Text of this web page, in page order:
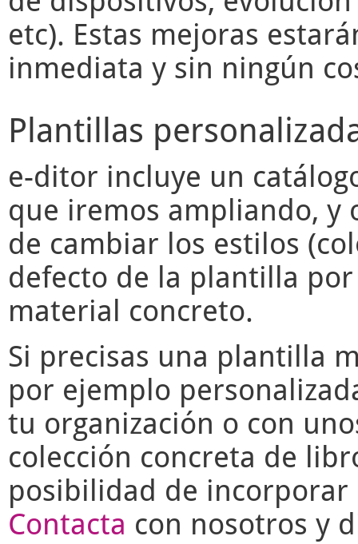
etc). Estas mejoras
inmediata y sin ningún
Plantillas
e-ditor incluye un
que iremos ampliando, y
de cambiar los estilos
defecto de la plantilla
material concreto.
Si precisas una plantilla
por ejemplo
tu organización o con
colección concreta de
posibilidad de
Contacta con nosotros y